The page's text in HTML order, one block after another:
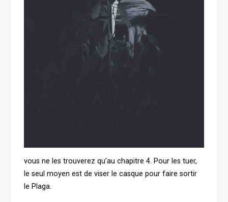
vous ne les trouverez qu’au chapitre 4. Pour les tuer,
le seul moyen est de viser le casque pour faire sortir
le Plaga.